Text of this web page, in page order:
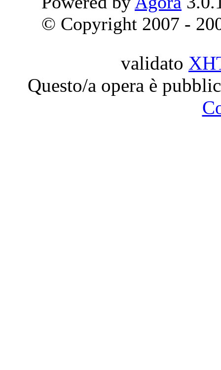
© Copyright 2007 -
validato
Questo/a opera è